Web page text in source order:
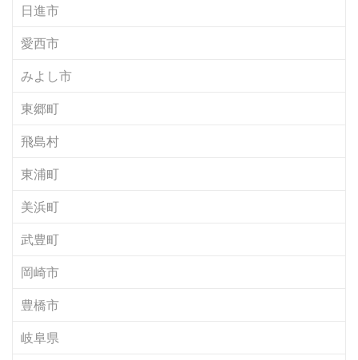
日進市
愛西市
みよし市
東郷町
飛島村
東浦町
美浜町
武豊町
岡崎市
豊橋市
岐阜県